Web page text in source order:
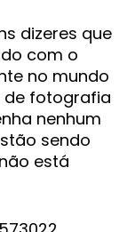
dizeres que
com o
no mundo
de fotografia
nenhum
sendo
está